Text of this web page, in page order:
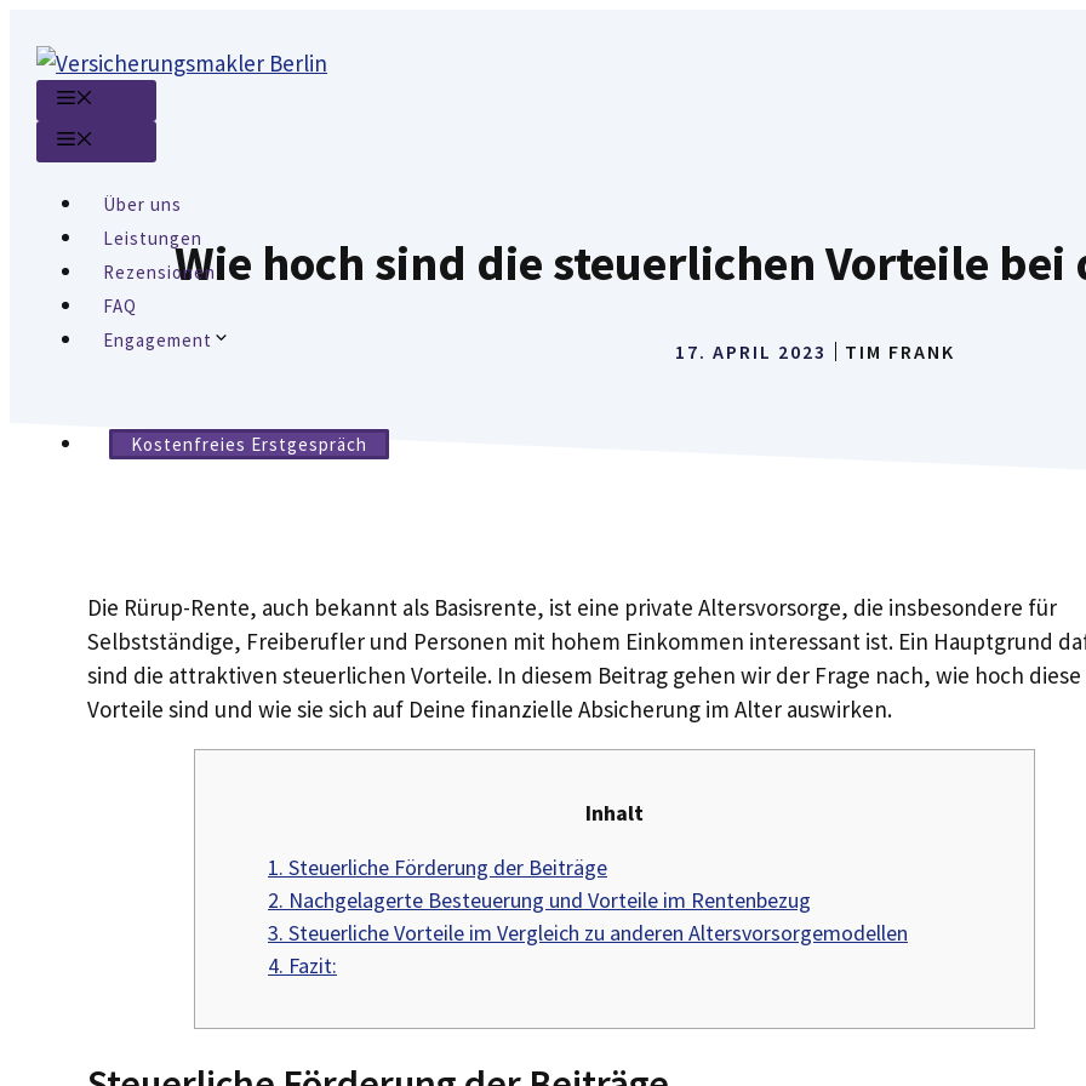
Inhalt
springen
Über uns
Leistungen
Rezensionen
FAQ
Engagement
Kostenfreies Erstgespräch
Wie hoch sind die steuerlichen Vorteile bei
17. APRIL 2023 TIM FRANK
Die Rürup-Rente, auch bekannt als Basisrente, ist eine private Altersvorsorge, die insbesondere für
Selbstständige, Freiberufler und Personen mit hohem Einkommen interessant ist. Ein Hauptgrund
sind die attraktiven steuerlichen Vorteile. In diesem Beitrag gehen wir der Frage nach, wie hoch diese
Vorteile sind und wie sie sich auf Deine finanzielle Absicherung im Alter auswirken.
Inhalt
1. Steuerliche Förderung der Beiträge
2. Nachgelagerte Besteuerung und Vorteile im Rentenbezug
3. Steuerliche Vorteile im Vergleich zu anderen Altersvorsorgemodellen
4. Fazit: